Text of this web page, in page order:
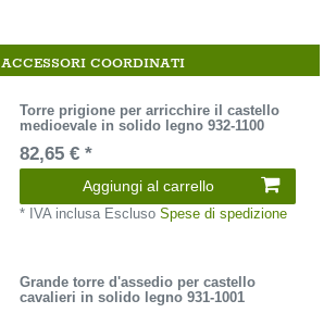
ACCESSORI COORDINATI
Torre prigione per arricchire il castello
medioevale in solido legno 932-1100
82,65 € *
Aggiungi al carrello
* IVA inclusaEsclusoSpese di spedizione
Grande torre d'assedio per castello
cavalieri in solido legno 931-1001